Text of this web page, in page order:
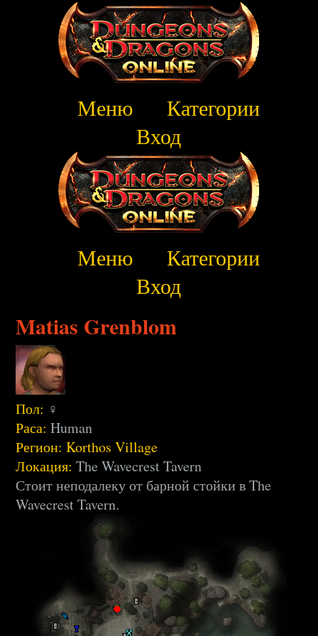
Меню
Категории
Вход
Меню
Категории
Вход
Matias Grenblom
Пол: ♀
Раса: Human
Регион: Korthos Village
Локация: The Wavecrest Tavern
Стоит неподалеку от барной стойки в The
Wavecrest Tavern.